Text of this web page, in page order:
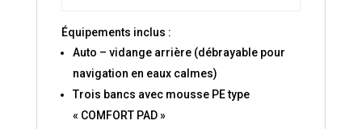
Équipements inclus :
Auto – vidange arrière (débrayable pour
navigation en eaux calmes)
Trois bancs avec mousse PE type
« COMFORT PAD »